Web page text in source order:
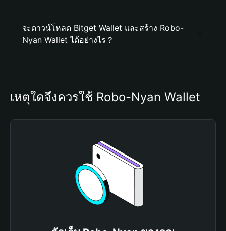
จะดาวน์โหลด Bitget Wallet และสร้าง Robo-
Nyan Wallet ได้อย่างไร？
เหตุใดจึงควรใช้ Robo-Nyan Wallet